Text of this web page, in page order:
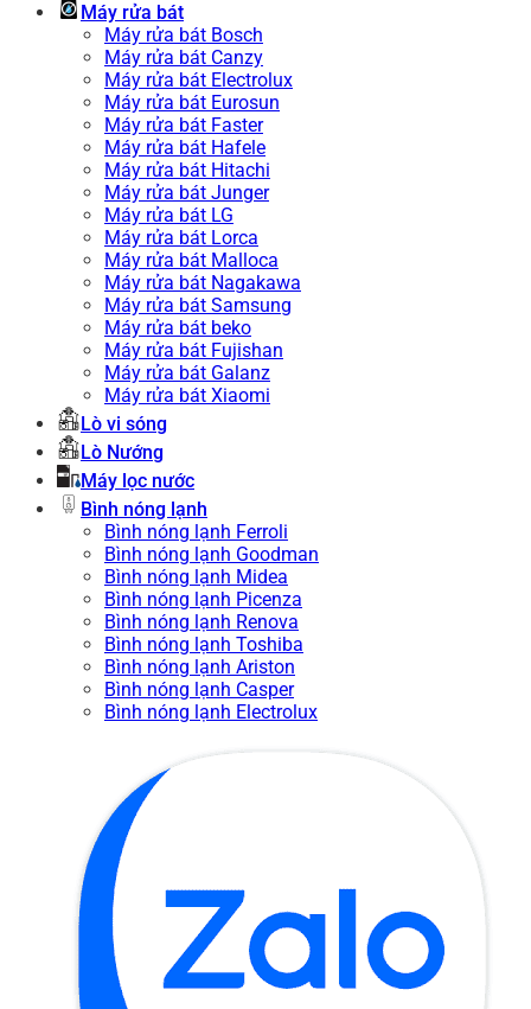
Máy rửa bát
Máy rửa bát Bosch
Máy rửa bát Canzy
Máy rửa bát Electrolux
Máy rửa bát Eurosun
Máy rửa bát Faster
Máy rửa bát Hafele
Máy rửa bát Hitachi
Máy rửa bát Junger
Máy rửa bát LG
Máy rửa bát Lorca
Máy rửa bát Malloca
Máy rửa bát Nagakawa
Máy rửa bát Samsung
Máy rửa bát beko
Máy rửa bát Fujishan
Máy rửa bát Galanz
Máy rửa bát Xiaomi
Lò vi sóng
Lò Nướng
Máy lọc nước
Bình nóng lạnh
Bình nóng lạnh Ferroli
Bình nóng lạnh Goodman
Bình nóng lạnh Midea
Bình nóng lạnh Picenza
Bình nóng lạnh Renova
Bình nóng lạnh Toshiba
Bình nóng lạnh Ariston
Bình nóng lạnh Casper
Bình nóng lạnh Electrolux